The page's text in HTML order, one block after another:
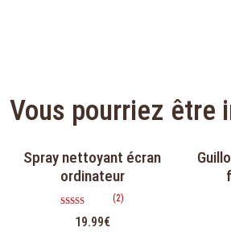
Vous pourriez être
Spray nettoyant écran
ordinateur
4.50
(2)
19.99€